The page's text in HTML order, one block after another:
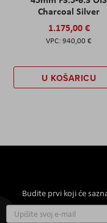
Charcoal Silver
1.175,00 €
940,00 €
U KOŠARICU
Budite prvi koji će